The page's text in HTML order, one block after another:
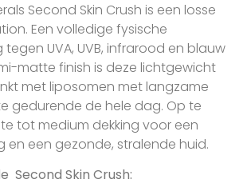
Second Skin Crush is een losse
Een volledige fysische
UVA, UVB, infrarood en blauw
matte finish is deze lichtgewicht
met liposomen met langzame
gedurende de hele dag. Op te
tot medium dekking voor een
en een gezonde, stralende huid.
Second Skin Crush: